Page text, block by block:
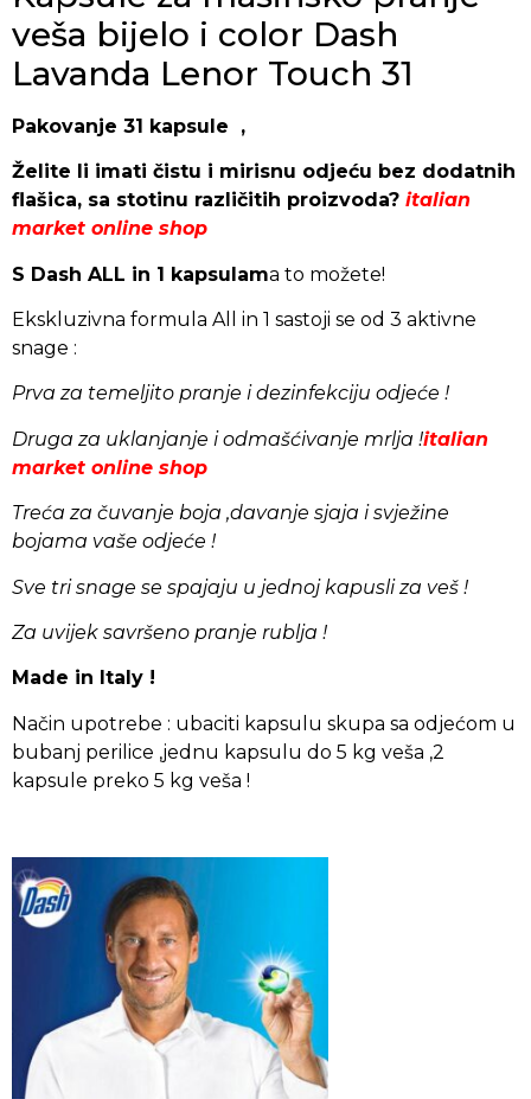
veša bijelo i color Dash
Lavanda Lenor Touch 31
Pakovanje 31 kapsule ,
Želite li imati čistu i mirisnu odjeću bez dodatnih
flašica, sa stotinu različitih proizvoda? italian
market online shop
S Dash ALL in 1 kapsulama to možete!
Ekskluzivna formula All in 1 sastoji se od 3 aktivne
snage :
Prva za temeljito pranje i dezinfekciju odjeće !
Druga za uklanjanje i odmašćivanje mrlja !italian
market online shop
Treća za čuvanje boja ,davanje sjaja i svježine
bojama vaše odjeće !
Sve tri snage se spajaju u jednoj kapusli za veš !
Za uvijek savršeno pranje rublja !
Made in Italy !
Način upotrebe : ubaciti kapsulu skupa sa odjećom u
bubanj perilice ,jednu kapsulu do 5 kg veša ,2
kapsule preko 5 kg veša !